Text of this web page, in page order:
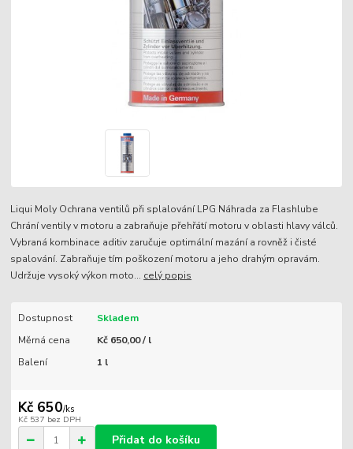
Liqui Moly Ochrana ventilů při splalování LPG Náhrada za Flashlube
Chrání ventily v motoru a zabraňuje přehřátí motoru v oblasti hlavy válců.
Vybraná kombinace aditiv zaručuje optimální mazání a rovněž i čisté
spalování. Zabraňuje tím poškození motoru a jeho drahým opravám.
Udržuje vysoký výkon moto... celý popis
Dostupnost
Skladem
Měrná cena
Kč 650,00 / l
Balení
1 l
Kč 650/ks
Kč 537 bez DPH
Přidat do košíku